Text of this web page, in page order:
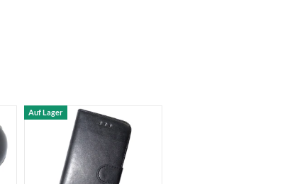
Auf Lager